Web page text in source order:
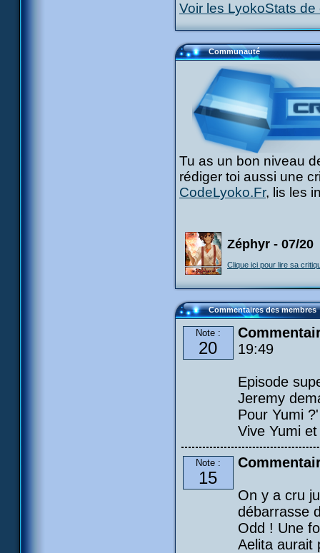
Voir les LyokoStats
Communauté
Tu as un bon niveau
rédiger toi aussi une
CodeLyoko.Fr, lis les
Zéphyr - 07/20
Clique ici pour lire sa
Commentaires des membres
Note :
20
19:49
Episode
Jeremy
Pour Yumi
Vive Yumi
Note :
15
On y a cru
débarrasse
Odd ! Une
Aelita aurait